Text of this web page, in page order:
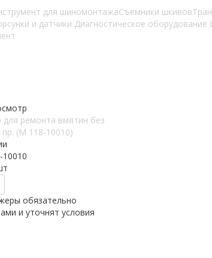
для шиномонтажаСъемники шкивов
и датчики Диагностическое оборудование
ремонта вмятин без
пр. (М 118-10010)
10010
обязательно
и уточнят условия